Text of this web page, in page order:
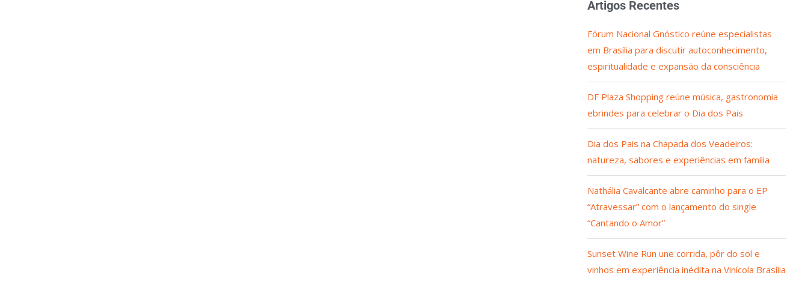
Artigos Recentes
Fórum Nacional Gnóstico reúne especialistas
em Brasília para discutir autoconhecimento,
espiritualidade e expansão da consciência
DF Plaza Shopping reúne música, gastronomia
ebrindes para celebrar o Dia dos Pais
Dia dos Pais na Chapada dos Veadeiros:
natureza, sabores e experiências em família
Nathália Cavalcante abre caminho para o EP
“Atravessar” com o lançamento do single
“Cantando o Amor”
Sunset Wine Run une corrida, pôr do sol e
vinhos em experiência inédita na Vinícola Brasília